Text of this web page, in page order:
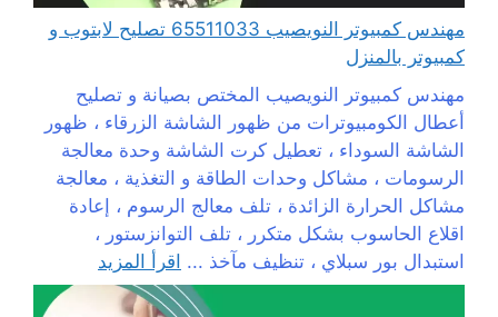
مهندس كمبيوتر النويصيب 65511033 تصليح لابتوب و
كمبيوتر بالمنزل
مهندس كمبيوتر النويصيب المختص بصيانة و تصليح
أعطال الكومبيوترات من ظهور الشاشة الزرقاء ، ظهور
الشاشة السوداء ، تعطيل كرت الشاشة وحدة معالجة
الرسومات ، مشاكل وحدات الطاقة و التغذية ، معالجة
مشاكل الحرارة الزائدة ، تلف معالج الرسوم ، إعادة
اقلاع الحاسوب بشكل متكرر ، تلف التوانزستور ،
استبدال بور سبلاي ، تنظيف مآخذ ... اقرأ المزيد